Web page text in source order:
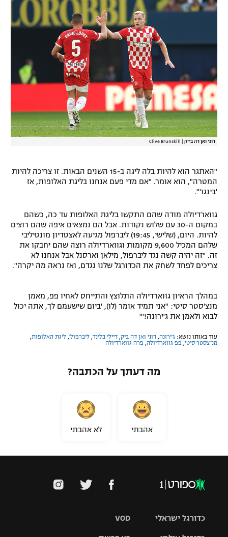
דוני ואן דה בייק Clive Brunskill
"האתגר הוא להיות בלה ליגה ב-15 השנים הבאות. זו צריכה להיות
המטרה", הוא אומר. "אם מדי פעם אנחנו בליגת האלופות, אז
'בינגו'".
גווארדיולה מודה שהם התקשו בליגת האלופות עד כה, כשהם
במקום ה-30 עם שלוש נקודות. אבל הם נמצאים איפה שהם רוצים
להיות. היום, (שלישי, 19:45) ליברפול מגיעה לאצטדיון מונטיליבי
שלהם המכיל 9,600 מקומות וגווארדיולה רוצה שהם יחבקו את
זה. "זה יהיה קשה נגד ליברפול, מילאן וארסנל אבל אנחנו לא
צריכים לפחד לשחק את הכדורגל שלנו נגדם, ואז נראה מה יקרה".
במהלך הראיון גווארדיולה התלוצץ והתייחס לאחיו פפ, מאמן
מנצ'סטר סיטי: "אני תמיד אומר (לו), 'ביום שישעמם לך, אתה יכול
לבוא ולאמן את ג'ירונה!'"
עוד באותו נושא: ג'ירונה דוני ואן דה ביק דיילי בלינד ליברפול' ליגת האלופות
מנ''צסטר סיטי פפ גווארדיולה פרה גווארדיולה
מה דעתך על הכתבה?
אהבתי לא אהבתי
VOD כדורגל ישראלי